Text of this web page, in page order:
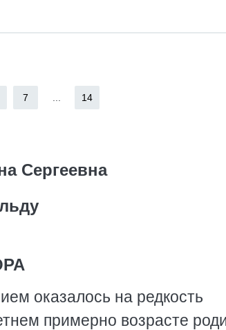
7 14
Сергеевна
оказалось на редкость
примерно возрасте